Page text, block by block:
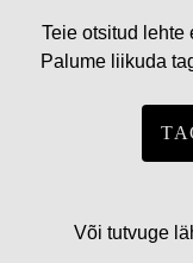
Teie otsitud lehte
Palume liikuda
Või tutvuge